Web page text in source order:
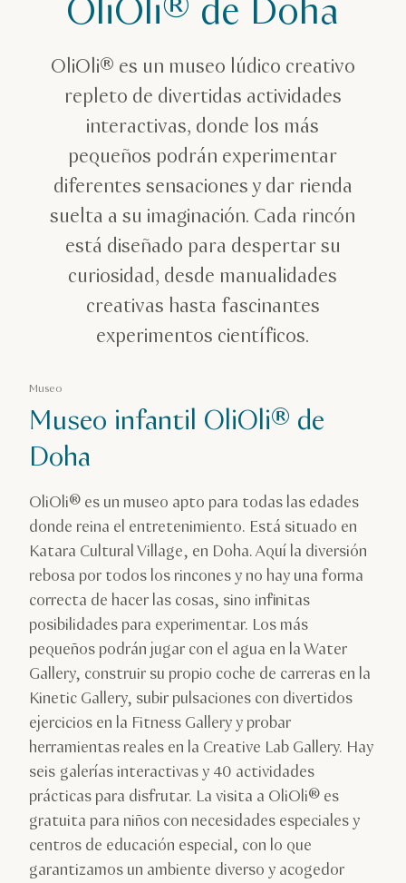
OliOli® de Doha
OliOli® es un museo lúdico creativo
repleto de divertidas actividades
interactivas, donde los más
pequeños podrán experimentar
diferentes sensaciones y dar rienda
suelta a su imaginación. Cada rincón
está diseñado para despertar su
curiosidad, desde manualidades
creativas hasta fascinantes
experimentos científicos.
Museo
Museo infantil OliOli® de
Doha
OliOli® es un museo apto para todas las edades
donde reina el entretenimiento. Está situado en
Katara Cultural Village, en Doha. Aquí la diversión
rebosa por todos los rincones y no hay una forma
correcta de hacer las cosas, sino infinitas
posibilidades para experimentar. Los más
pequeños podrán jugar con el agua en la Water
Gallery, construir su propio coche de carreras en la
Kinetic Gallery, subir pulsaciones con divertidos
ejercicios en la Fitness Gallery y probar
herramientas reales en la Creative Lab Gallery. Hay
seis galerías interactivas y 40 actividades
prácticas para disfrutar. La visita a OliOli® es
gratuita para niños con necesidades especiales y
centros de educación especial, con lo que
garantizamos un ambiente diverso y acogedor